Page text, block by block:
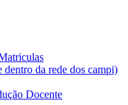
dentro da rede dos campi)
Docente